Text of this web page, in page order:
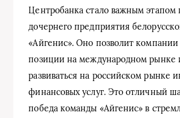
Центробанка стало важным этапом
дочернего предприятия
«Айгенис». Оно позволит компании
позиции на международном рынке
развиваться на российском рынке
финансовых услуг. Это отличный
победа команды «Айгенис» в